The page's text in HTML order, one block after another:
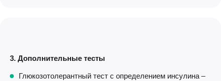
3. Дополнительные тесты
Глюкозотолерантный тест с определением инсулина –